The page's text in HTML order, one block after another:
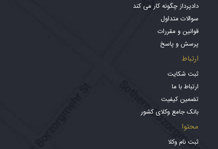
دادپرداز چگونه کار می کند
سوالات متداول
قوانین و مقررات
پرسش و پاسخ
ارتباط
ثبت شکایت
ارتباط با ما
تضمین کیفیت
بانک جامع وکلای کشور
محتوا
ثبت نام وکلا